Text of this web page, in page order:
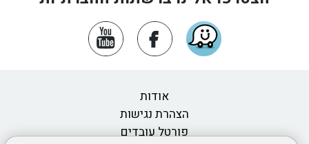
אודות
הצהרת נגישות
פורטל עובדים